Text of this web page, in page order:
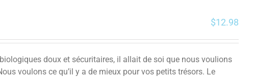
$12.98
doux et sécuritaires, il allait de soi que nous voulions
voulons ce qu’il y a de mieux pour vos petits trésors. Le